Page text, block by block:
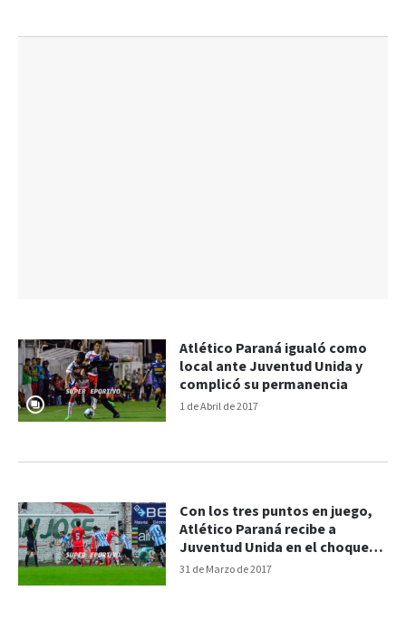
1 de Abril de 2017
Atlético Paraná igualó como
local ante Juventud Unida y
complicó su permanencia
31 de Marzo de 2017
Con los tres puntos en juego,
Atlético Paraná recibe a
Juventud Unida en el choque
provincial